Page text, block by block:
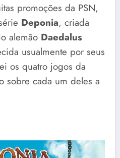
promoções da PSN,
Deponia, criada
alemão Daedalus
usualmente por seus
os quatro jogos da
sobre cada um deles a